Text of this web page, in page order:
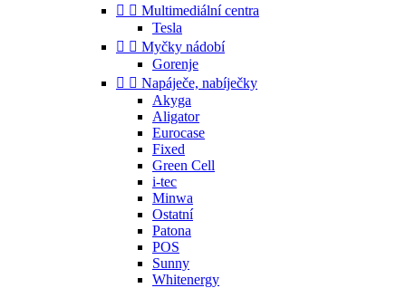
  Multimediální centra
Tesla
  Myčky nádobí
Gorenje
  Napáječe, nabíječky
Akyga
Aligator
Eurocase
Fixed
Green Cell
i-tec
Minwa
Ostatní
Patona
POS
Sunny
Whitenergy